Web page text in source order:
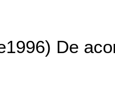
De